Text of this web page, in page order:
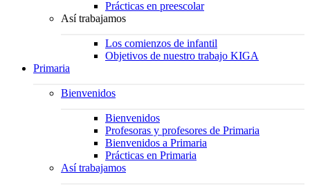
Prácticas en preescolar
Así trabajamos
Los comienzos de infantil
Objetivos de nuestro trabajo KIGA
Primaria
Bienvenidos
Bienvenidos
Profesoras y profesores de Primaria
Bienvenidos a Primaria
Prácticas en Primaria
Así trabajamos